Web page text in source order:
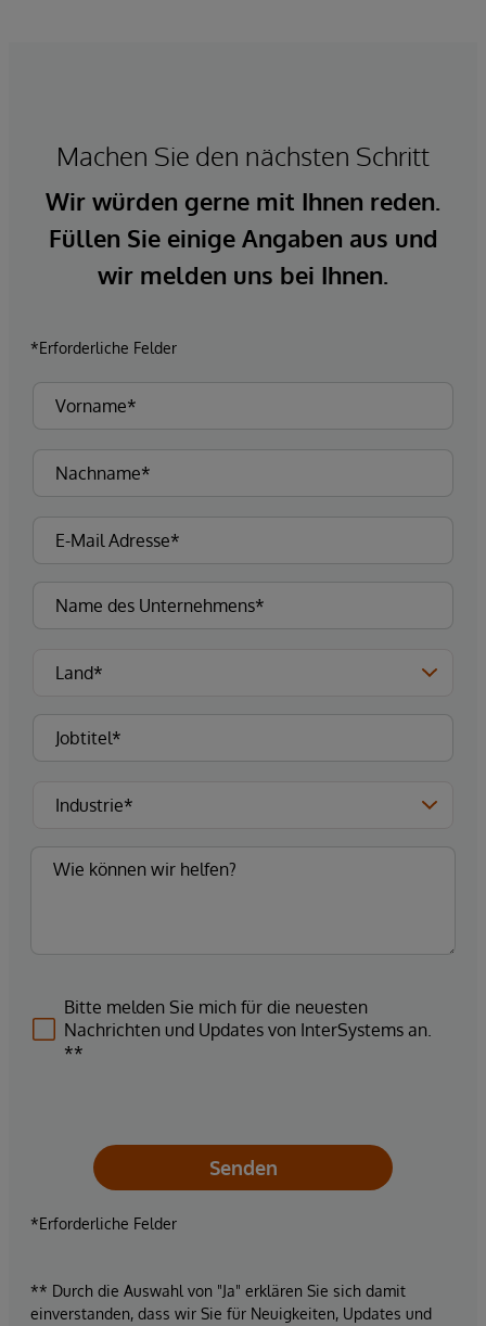
Machen Sie den nächsten Schritt
Wir würden gerne mit Ihnen reden.
Füllen Sie einige Angaben aus und
wir melden uns bei Ihnen.
*Erforderliche Felder
Bitte melden Sie mich für die neuesten
Nachrichten und Updates von InterSystems an.
**
Senden
*Erforderliche Felder
** Durch die Auswahl von "Ja" erklären Sie sich damit
einverstanden, dass wir Sie für Neuigkeiten, Updates und